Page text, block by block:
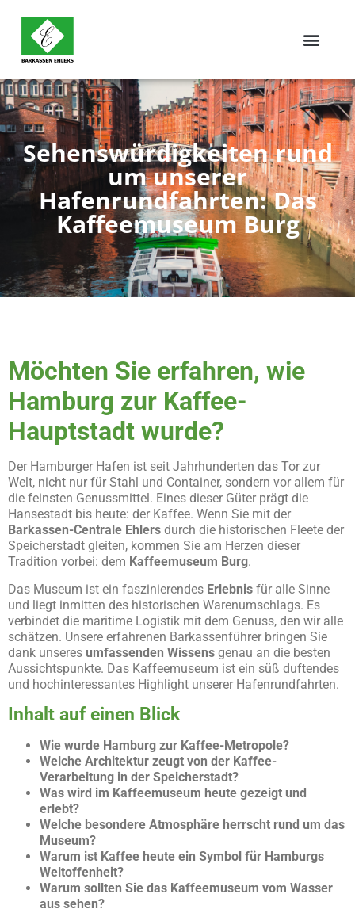
Sehenswürdigkeiten rund
um unserer
Hafenrundfahrten: Das
Kaffeemuseum Burg
Möchten Sie erfahren, wie
Hamburg zur Kaffee-
Hauptstadt wurde?
Der Hamburger Hafen ist seit Jahrhunderten das Tor zur
Welt, nicht nur für Stahl und Container, sondern vor allem für
die feinsten Genussmittel. Eines dieser Güter prägt die
Hansestadt bis heute: der Kaffee. Wenn Sie mit der
Barkassen-Centrale Ehlers durch die historischen Fleete der
Speicherstadt gleiten, kommen Sie am Herzen dieser
Tradition vorbei: dem Kaffeemuseum Burg.
Das Museum ist ein faszinierendes Erlebnis für alle Sinne
und liegt inmitten des historischen Warenumschlags. Es
verbindet die maritime Logistik mit dem Genuss, den wir alle
schätzen. Unsere erfahrenen Barkassenführer bringen Sie
dank unseres umfassenden Wissens genau an die besten
Aussichtspunkte. Das Kaffeemuseum ist ein süß duftendes
und hochinteressantes Highlight unserer Hafenrundfahrten.
Inhalt auf einen Blick
Wie wurde Hamburg zur Kaffee-Metropole?
Welche Architektur zeugt von der Kaffee-
Verarbeitung in der Speicherstadt?
Was wird im Kaffeemuseum heute gezeigt und
erlebt?
Welche besondere Atmosphäre herrscht rund um das
Museum?
Warum ist Kaffee heute ein Symbol für Hamburgs
Weltoffenheit?
Warum sollten Sie das Kaffeemuseum vom Wasser
aus sehen?